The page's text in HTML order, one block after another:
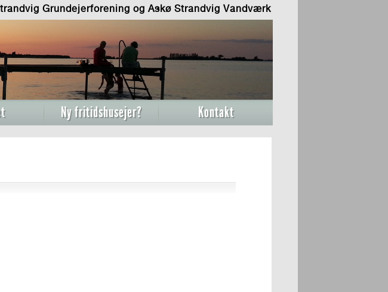
Grundejerforening og Askø Strandvig Vandværk
Ny fritidshusejer? Kontakt